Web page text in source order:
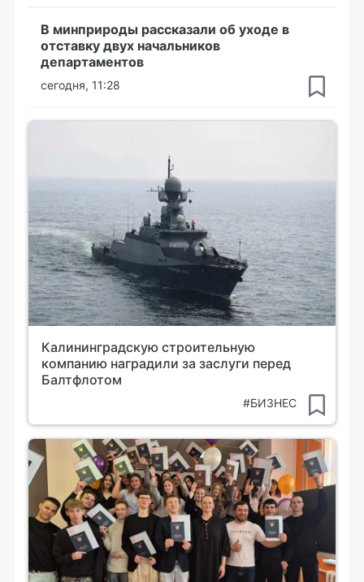
В минприроды рассказали об уходе в
отставку двух начальников
департаментов
сегодня, 11:28
Калининградскую строительную
компанию наградили за заслуги перед
Балтфлотом
#БИЗНЕС